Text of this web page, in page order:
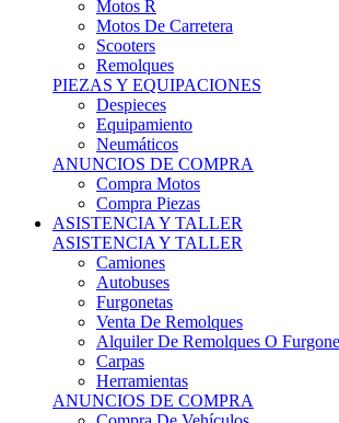
Scooters
Remolques
PIEZAS Y EQUIPACIONES
Despieces
Equipamiento
Neumáticos
ANUNCIOS DE COMPRA
Compra Motos
Compra Piezas
ASISTENCIA Y TALLER
ASISTENCIA Y TALLER
Camiones
Autobuses
Furgonetas
Venta De Remolques
Alquiler De Remolques O Furgones
Carpas
Herramientas
ANUNCIOS DE COMPRA
Compra De Vehículos
Compra De Herramientas